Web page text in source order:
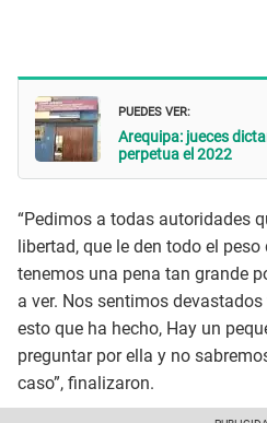
PUEDES VER:
Arequipa: jueces
perpetua el 2022
“Pedimos a todas autoridades
libertad, que le den todo el
tenemos una pena tan grande
a ver. Nos sentimos
esto que ha hecho, Hay un
preguntar por ella y no
caso”, finalizaron.